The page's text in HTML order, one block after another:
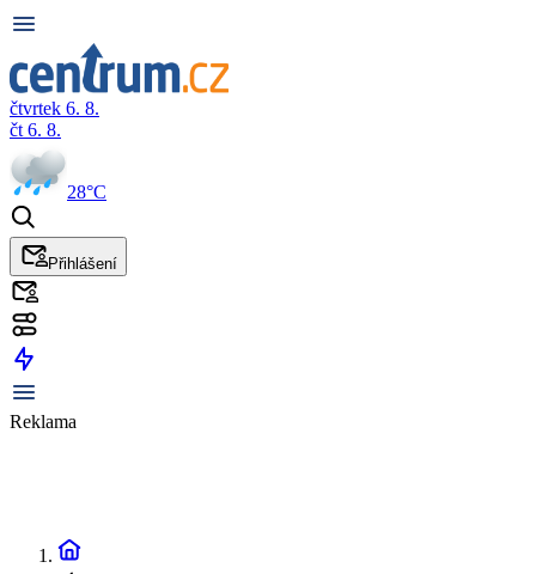
čtvrtek 6. 8.
čt 6. 8.
28°C
Přihlášení
Reklama